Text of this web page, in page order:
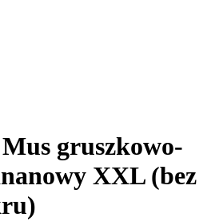
gruszkowo-
XXL (bez